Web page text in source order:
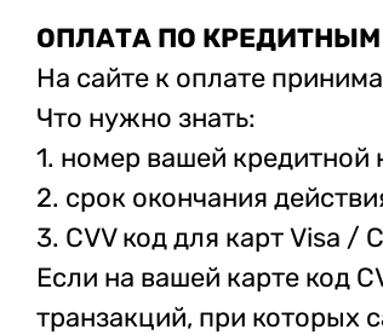
ОПЛАТА ПО КРЕДИТНЫМ
На сайте к оплате
Что нужно знать:
1. номер вашей кредитной
2. cрок окончания
3. CVV код для карт Visa /
Если на вашей карте код
транзакций, при которых